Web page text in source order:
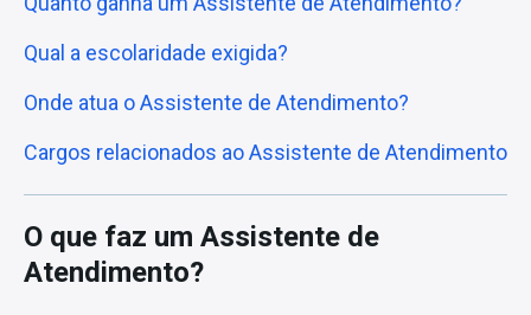
Qual a escolaridade exigida?
Onde atua o Assistente de Atendimento?
Cargos relacionados ao Assistente de Atendimento
O que faz um Assistente de
Atendimento?